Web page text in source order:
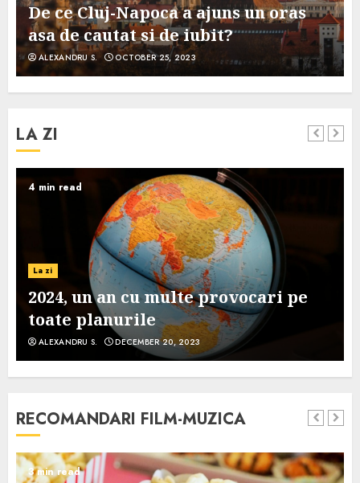
De ce Cluj-Napoca a ajuns un oras
asa de cautat si de iubit?
ALEXANDRU S. OCTOBER 25, 2023
LA ZI
4 min read
La zi
2024, un an cu multe provocari pe
toate planurile
ALEXANDRU S. DECEMBER 20, 2023
RECOMANDARI FILM-MUZICA
3 min read